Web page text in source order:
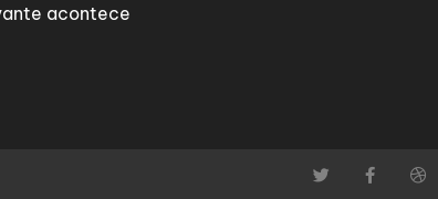
acontece